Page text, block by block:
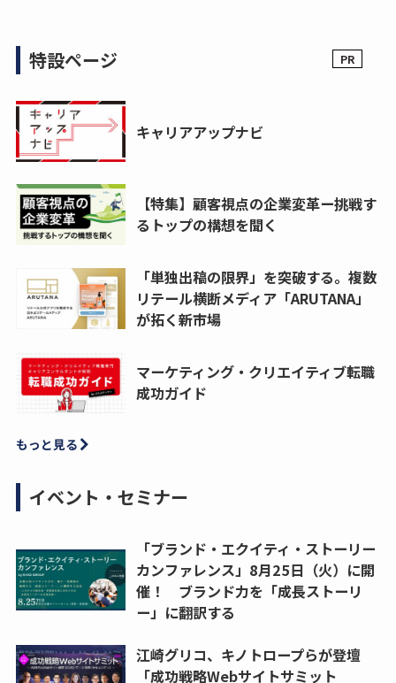
特設ページ
キャリアアップナビ
【特集】顧客視点の企業変革ー挑戦す
るトップの構想を聞く
「単独出稿の限界」を突破する。複数
リテール横断メディア「ARUTANA」
が拓く新市場
マーケティング・クリエイティブ転職
成功ガイド
もっと見る
イベント・セミナー
「ブランド・エクイティ・ストーリー
カンファレンス」8月25日（火）に開
催！ ブランド力を「成長ストーリ
ー」に翻訳する
江崎グリコ、キノトロープらが登壇
「成功戦略Webサイトサミット